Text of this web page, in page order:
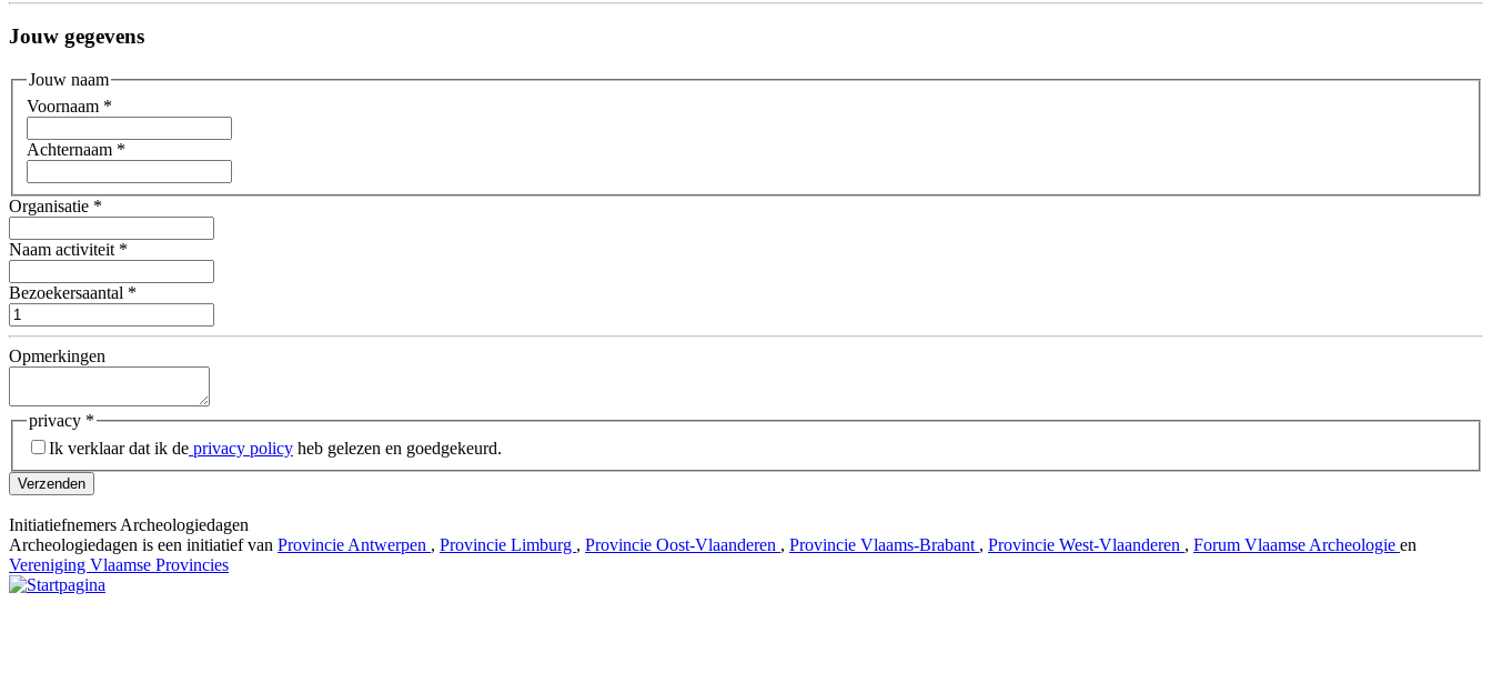
Jouw gegevens
Jouw naam
Voornaam *
Achternaam *
Organisatie *
Naam activiteit *
Bezoekersaantal *
Opmerkingen
privacy *
Ik verklaar dat ik de privacy policy heb gelezen en goedgekeurd.
Verzenden
Initiatiefnemers Archeologiedagen
Archeologiedagen is een initiatief van Provincie Antwerpen , Provincie Limburg , Provincie Oost-Vlaanderen , Provincie Vlaams-Brabant , Provincie West-Vlaanderen , Forum Vlaamse Archeologie en
Vereniging Vlaamse Provincies